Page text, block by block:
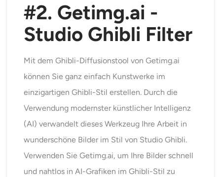
#2. Getimg.ai -
Studio Ghibli Filter
Mit dem Ghibli-Diffusionstool von Getimg.ai
können Sie ganz einfach Kunstwerke im
einzigartigen Ghibli-Stil erstellen. Durch die
Verwendung modernster künstlicher Intelligenz
(AI) verwandelt dieses Werkzeug Ihre Arbeit in
wunderschöne Bilder im Stil von Studio Ghibli.
Verwenden Sie Getimg.ai, um Ihre Bilder schnell
und nahtlos in AI-Grafiken im Ghibli-Stil zu